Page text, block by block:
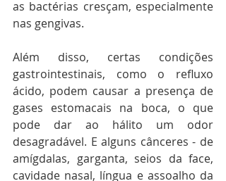
as bactérias cresçam, especialmente
nas gengivas.
Além disso, certas condições
gastrointestinais, como o refluxo
ácido, podem causar a presença de
gases estomacais na boca, o que
pode dar ao hálito um odor
desagradável. E alguns cânceres - de
amígdalas, garganta, seios da face,
cavidade nasal, língua e assoalho da